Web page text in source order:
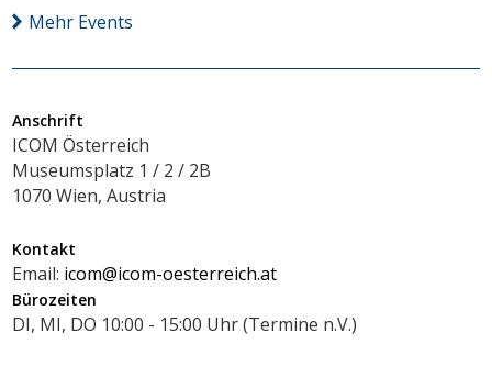
Mehr Events
Anschrift
ICOM Österreich
Museumsplatz 1 / 2 / 2B
1070 Wien, Austria
Kontakt
Email: icom@icom-oesterreich.at
Bürozeiten
DI, MI, DO 10:00 - 15:00 Uhr (Termine n.V.)